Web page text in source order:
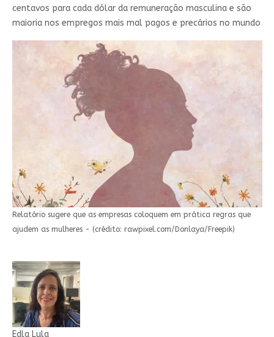
centavos para cada dólar da remuneração masculina e são
maioria nos empregos mais mal pagos e precários no mundo
Relatório sugere que as empresas coloquem em prática regras que
ajudem as mulheres - (crédito: rawpixel.com/Donlaya/Freepik)
Edla Lula